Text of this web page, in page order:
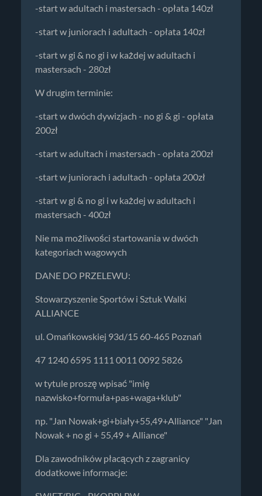
-start w adultach i mastersach - opłata 140zł
-start w juniorach i adultach - opłata 140zł
-start w gi & no gi i w każdej w adultach i
mastersach - 280zł
W drugim terminie:
-start w dwóch dywizjach - no gi & gi - opłata
200zł
-start w adultach i mastersach - opłata 200zł
-start w juniorach i adultach - opłata 200zł
-start w gi & no gi i w każdej w adultach i
mastersach - 400zł
Nie ma możliwości startowania w dwóch
kategoriach wagowych
DANE DO PRZELEWU:
Stowarzyszenie Sportów i Sztuk Walki
ALLIANCE
ul. Omańkowskiej 93d/15 60-465 Poznań
47 1240 6595 1111 0011 0092 5826
w tytule proszę wpisać "imię
nazwisko+formuła+pas+waga+klub"
np. "Jan Nowak+gi+biały+55,49+Alliance" "Jan
Nowak + no gi + 55,49 + Alliance"
Dla zawodników płacących z zagranicy
dodatkowe informacje: